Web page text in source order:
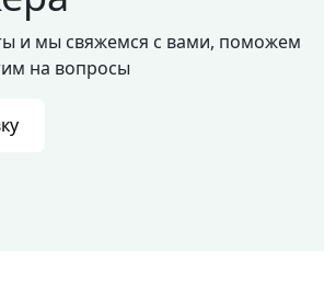
и мы свяжемся с вами, поможем
на вопросы